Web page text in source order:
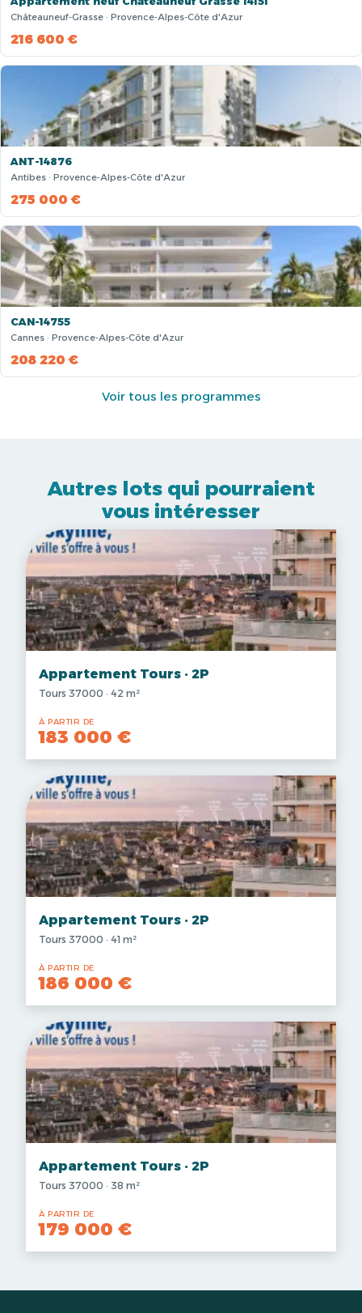
Châteauneuf-Grasse · Provence-Alpes-Côte d'Azur
216 600 €
ANT-14876
Antibes · Provence-Alpes-Côte d'Azur
275 000 €
CAN-14755
Cannes · Provence-Alpes-Côte d'Azur
208 220 €
Voir tous les programmes
Autres lots qui pourraient
vous intéresser
Appartement Tours · 2P
Tours 37000 · 42 m²
À PARTIR DE
183 000 €
Appartement Tours · 2P
Tours 37000 · 41 m²
À PARTIR DE
186 000 €
Appartement Tours · 2P
Tours 37000 · 38 m²
À PARTIR DE
179 000 €